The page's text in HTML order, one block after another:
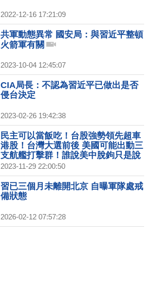
2022-12-16 17:21:09
共軍動態異常 國安局：與習近平整頓
火箭軍有關
2023-10-04 12:45:07
CIA局長：不認為習近平已做出是否
侵台決定
2023-02-26 19:42:38
民主可以當飯吃！台股強勢領先超車
港股！台灣大選前後 美國可能出動三
支航艦打擊群！誰說美中脫鉤只是說
說 美國已邁出斷鏈第一步？中國神祕
疫潮的背後？｜桑普｜吳明杰｜聞大
破解 【2023年11月29日】
2023-11-29 22:00:50
習已三個月未離開北京 自曝軍隊處戒
備狀態
2026-02-12 07:57:28